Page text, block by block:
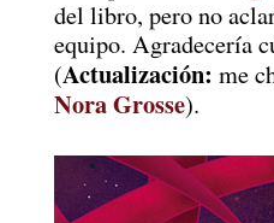
del libro, pero no
equipo. Agradecería
(Actualización: me
Nora Grosse).